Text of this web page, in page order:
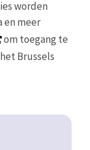
worden
en meer
om toegang te
Brussels